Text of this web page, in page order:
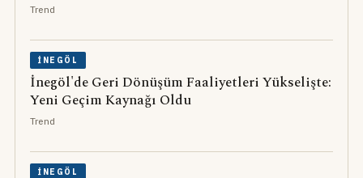
Trend
İNEGÖL
İnegöl'de Geri Dönüşüm Faaliyetleri Yükselişte:
Yeni Geçim Kaynağı Oldu
Trend
İNEGÖL